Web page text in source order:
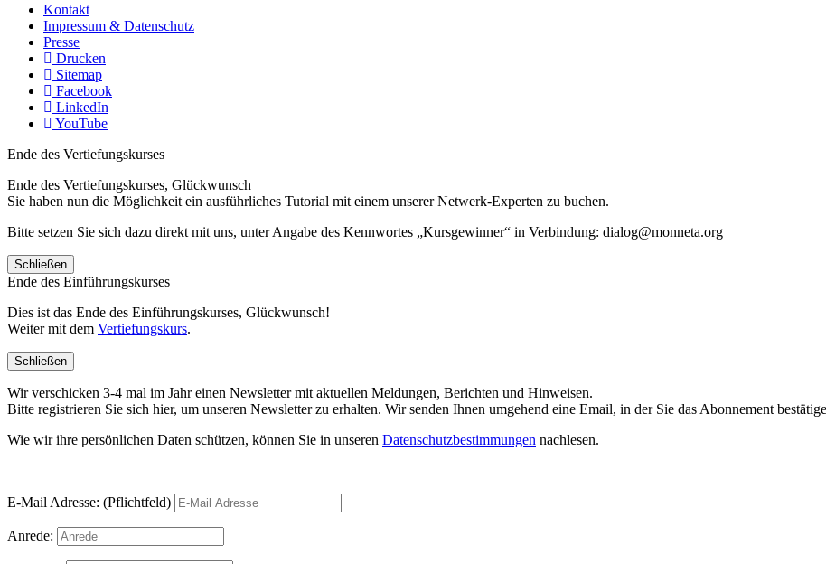
Kontakt
Impressum & Datenschutz
Presse
Drucken
Sitemap
Facebook
LinkedIn
YouTube
Ende des Vertiefungskurses
Ende des Vertiefungskurses, Glückwunsch
Sie haben nun die Möglichkeit ein ausführliches Tutorial mit einem unserer Netwerk-Experten zu buchen.
Bitte setzen Sie sich dazu direkt mit uns, unter Angabe des Kennwortes „Kursgewinner“ in Verbindung: dialog@monneta.org
Schließen
Ende des Einführungskurses
Dies ist das Ende des Einführungskurses, Glückwunsch!
Weiter mit dem Vertiefungskurs.
Schließen
Wir verschicken 3-4 mal im Jahr einen Newsletter mit aktuellen Meldungen, Berichten und Hinweisen.
Bitte registrieren Sie sich hier, um unseren Newsletter zu erhalten. Wir senden Ihnen umgehend eine Email, in der Sie das Abonnement
Wie wir ihre persönlichen Daten schützen, können Sie in unseren Datenschutzbestimmungen nachlesen.
E-Mail Adresse: (Pflichtfeld)
Anrede: